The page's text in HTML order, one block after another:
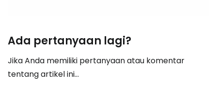
Ada pertanyaan lagi?
Jika Anda memiliki pertanyaan atau komentar
tentang artikel ini...